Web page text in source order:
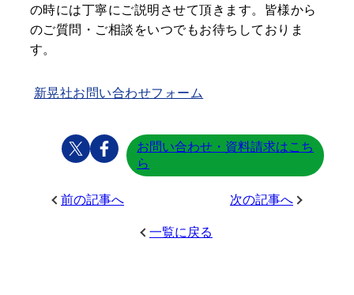
の時には丁寧にご説明させて頂きます。皆様から
のご質問・ご相談をいつでもお待ちしておりま
す。
新晃社お問い合わせフォーム
お問い合わせ・資料請求はこち
ら
前の記事へ 次の記事へ
一覧に戻る